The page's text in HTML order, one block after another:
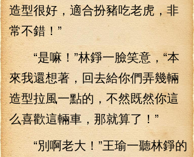
造型很好，適合扮豬吃老虎，非
常不錯！”
“是嘛！”林錚一臉笑意，“本
來我還想著，回去給你們弄幾輛
造型拉風一點的，不然既然你這
么喜歡這輛車，那就算了！”
“別啊老大！”王瑜一聽林錚的